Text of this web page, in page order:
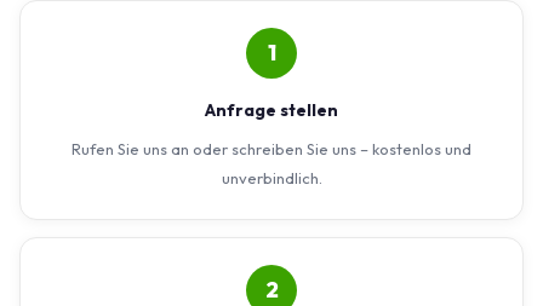
1
Anfrage stellen
Rufen Sie uns an oder schreiben Sie uns – kostenlos und
unverbindlich.
2